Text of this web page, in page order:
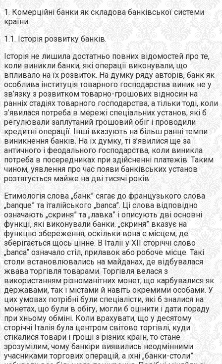
1. Комерційні банки як складова банківської системи
країни.
1.1. Історія розвитку банків.
Історія не лишила достатньо повних відомостей про те,
коли виникли банки, які операції виконували, що
впливало на їх розвиток. На думку ряду авторів, банк як
особлива інституція товарного господарства виник не у
зв’язку з розвитком товарно-грошових відносин на
ранніх стадіях товарного господарства, а тільки тоді, коли
з’явилася потреба в мережі спеціальних установ, які б
регулювали заплутаний грошовий обіг і проводили
кредитні операції. Інші вказують на більш ранні темпи
виникнення банків. На їх думку, ті з’явилися ще за
античного і феодального господарства, коли виникла
потреба в посередниках при здійсненні платежів. Таким
чином, уявлення про час появи банкiвських установ
розтягується майже на двi тисячi рокiв.
Етимологiя слова „банк” сягає до французького слова
„banque” та iталiйського „banca”. Цi слова вiдповiдно
означають „скриня” та „лавка” i описують двi основнi
функцї, якi виконували банки. „скриня” вказує на
функцiю збереження, оскiльки вона є мiсцем, де
зберiгається щось цiнне. В Італiї у ХII сторіччі слово
„banca” означало стiл, прилавок або робоче мiсце. Такi
столи встановлювались на майданах, де вiдбувалася
жвава торгiвля товарами. Торгiвля велася з
використанням рiзноманiтних монет, що карбувалися як
державами, так i мiстами й навiть окремими особами. У
цих умовах потрiбнi були спецiалiсти, якi б зналися на
монетах, що були в обiгу, могли б оцiнити i дати пораду
при хньому обмiнi. Коли врахувати, що у десятому
сторiччi Iталiя була центром свiтово торгiвлi, куди
стiкалися товари i грошi з рiзних країн, то стане
зрозумiлим, чому банкiри виявились неодмiнними
учасниками торгових операцiй, а iхнi „банки-столи”